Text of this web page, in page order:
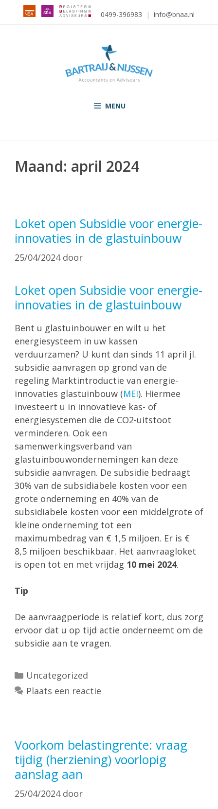
0499-396983 | info@bnaa.nl
MENU
Maand: april 2024
Loket open Subsidie voor energie-
innovaties in de glastuinbouw
25/04/2024 door
Loket open Subsidie voor energie-
innovaties in de glastuinbouw
Bent u glastuinbouwer en wilt u het
energiesysteem in uw kassen
verduurzamen? U kunt dan sinds 11 april jl.
subsidie aanvragen op grond van de
regeling Marktintroductie van energie-
innovaties glastuinbouw (MEI). Hiermee
investeert u in innovatieve kas- of
energiesystemen die de CO2-uitstoot
verminderen. Ook een
samenwerkingsverband van
glastuinbouwondernemingen kan deze
subsidie aanvragen. De subsidie bedraagt
30% van de subsidiabele kosten voor een
grote onderneming en 40% van de
subsidiabele kosten voor een middelgrote of
kleine onderneming tot een
maximumbedrag van € 1,5 miljoen. Er is €
8,5 miljoen beschikbaar. Het aanvraagloket
is open tot en met vrijdag 10 mei 2024.
Tip
De aanvraagperiode is relatief kort, dus zorg
ervoor dat u op tijd actie onderneemt om de
subsidie aan te vragen.
Categorieën
Uncategorized
Plaats een reactie
Voorkom belastingrente: vraag
tijdig (herziening) voorlopig
aanslag aan
25/04/2024 door